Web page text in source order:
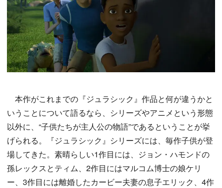
本作がこれまでの『ジュラシック』作品と何が違うかと
いうことについて語るなら、シリーズやアニメという形態
以外に、“子供たちが主人公の物語”であるということが挙
げられる。『ジュラシック』シリーズには、毎作子供が登
場してきた。素晴らしい1作目には、ジョン・ハモンドの
孫レックスとティム、2作目にはマルコム博士の娘ケリ
ー、3作目には離婚したカービー夫妻の息子エリック、4作